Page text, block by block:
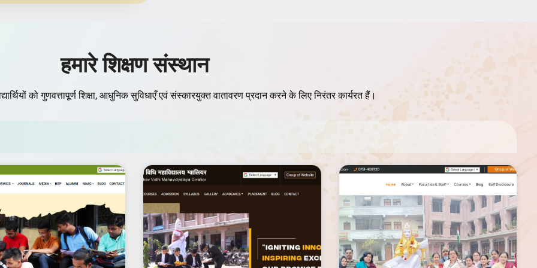
हमारे शिक्षण संस्थान
को गुणवत्तापूर्ण शिक्षा, आधुनिक सुविधाएँ एवं संस्कारयुक्त वातावरण प्रदान करने के लिए निरंतर कार्यरत हैं।